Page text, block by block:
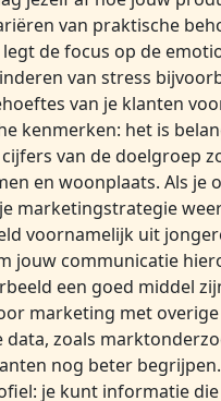
van praktische
de focus op de
van stress
van je klanten
kenmerken: het is
van de doelgroep
en woonplaats. Als je
marketingstrategie
voornamelijk uit
jouw communicatie
een goed middel
marketing met
data, zoals
nog beter begrijpen.
je kunt informatie